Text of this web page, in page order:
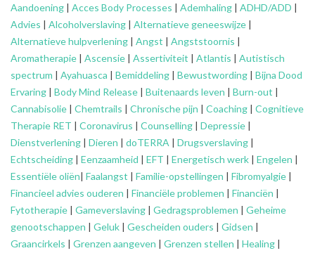
Aandoening | Acces Body Processes | Ademhaling | ADHD/ADD |
Advies | Alcoholverslaving | Alternatieve geneeswijze |
Alternatieve hulpverlening | Angst | Angststoornis |
Aromatherapie | Ascensie | Assertiviteit | Atlantis | Autistisch
spectrum | Ayahuasca | Bemiddeling | Bewustwording | Bijna Dood
Ervaring | Body Mind Release | Buitenaards leven | Burn-out |
Cannabisolie | Chemtrails | Chronische pijn | Coaching | Cognitieve
Therapie RET | Coronavirus | Counselling | Depressie |
Dienstverlening | Dieren | doTERRA | Drugsverslaving |
Echtscheiding | Eenzaamheid | EFT | Energetisch werk | Engelen |
Essentiële oliën| Faalangst | Familie-opstellingen | Fibromyalgie |
Financieel advies ouderen | Financiële problemen | Financiën |
Fytotherapie | Gameverslaving | Gedragsproblemen | Geheime
genootschappen | Geluk | Gescheiden ouders | Gidsen |
Graancirkels | Grenzen aangeven | Grenzen stellen | Healing |